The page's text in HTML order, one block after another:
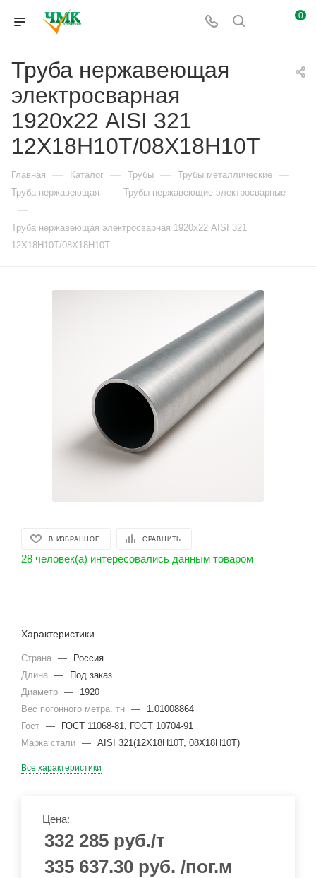
0
Труба нержавеющая
электросварная
1920х22 AISI 321
12Х18Н10Т/08Х18Н10Т
Главная — Каталог — Трубы — Трубы металлические —
Труба нержавеющая — Трубы нержавеющие электросварные
—
Труба нержавеющая электросварная 1920х22 AISI 321
12Х18Н10Т/08Х18Н10Т
В ИЗБРАННОЕ СРАВНИТЬ
28 человек(а) интересовались данным товаром
Характеристики
Страна —
Россия
Длина —
Под заказ
Диаметр —
1920
Вес погонного метра. тн —
1.01008864
Гост —
ГОСТ 11068-81, ГОСТ 10704-91
Марка стали — AISI 321(12Х18Н10Т, 08Х18Н10Т)
Все характеристики
Цена:
332 285 руб./т
335 637.30 руб. /пог.м